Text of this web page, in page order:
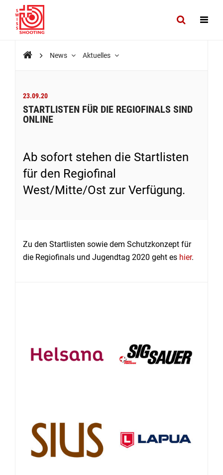
News Aktuelles
23.09.20
STARTLISTEN FÜR DIE REGIOFINALS SIND
ONLINE
Ab sofort stehen die Startlisten
für den Regiofinal
West/Mitte/Ost zur Verfügung.
Zu den Startlisten sowie dem Schutzkonzept für
die Regiofinals und Jugendtag 2020 geht es hier.